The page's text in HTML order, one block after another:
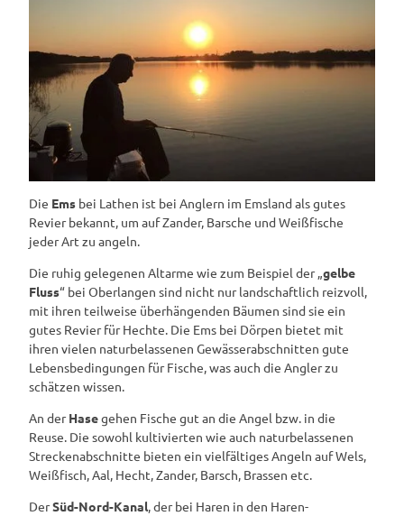
Die Ems bei Lathen ist bei Anglern im Emsland als gutes
Revier bekannt, um auf Zander, Barsche und Weißfische
jeder Art zu angeln.
Die ruhig gelegenen Altarme wie zum Beispiel der „gelbe
Fluss“ bei Oberlangen sind nicht nur landschaftlich reizvoll,
mit ihren teilweise überhängenden Bäumen sind sie ein
gutes Revier für Hechte. Die Ems bei Dörpen bietet mit
ihren vielen naturbelassenen Gewässerabschnitten gute
Lebensbedingungen für Fische, was auch die Angler zu
schätzen wissen.
An derHasegehen Fische gut an die Angel bzw. in die
Reuse. Die sowohl kultivierten wie auch naturbelassenen
Streckenabschnitte bieten ein vielfältiges Angeln auf Wels,
Weißfisch, Aal, Hecht, Zander, Barsch, Brassen etc.
DerSüd-Nord-Kanal, der bei Haren in den Haren-